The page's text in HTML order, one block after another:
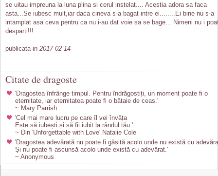
se uitau impreuna la luna plina si cerul instelat.... Acestia adora sa faca
asta...Se iubesc mult,iar daca cineva s-a bagat intre ei........Ei bine nu s-a
intamplat asa ceva pentru ca nu i-au dat voie sa se bage... Nimeni nu i
desparti!!!
publicata in 2017-02-14
Citate de dragoste
'Dragostea înfrânge timpul. Pentru îndrăgostiți, un moment poate fi o
eternitate, iar eternitatea poate fi o bătaie de ceas.'
~ Mary Parrish
'Cel mai mare lucru pe care îl vei învăța
Este să iubești și să fii iubit la rândul tău.'
~ Din 'Unforgettable with Love' Natalie Cole
'Dragostea adevărată nu poate fi găsită acolo unde nu există cu
Și nu poate fi ascunsă acolo unde există cu adevărat.'
~ Anonymous